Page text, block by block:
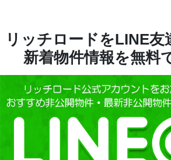
リッチロードをLINE友
新着物件情報を無料